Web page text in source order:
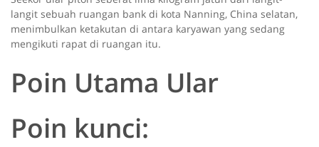
langit sebuah ruangan bank di kota Nanning, China selatan,
menimbulkan ketakutan di antara karyawan yang sedang
mengikuti rapat di ruangan itu.
Poin Utama Ular
Poin kunci: